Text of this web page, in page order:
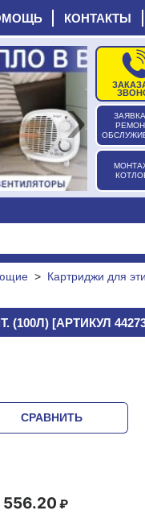
КОНТАКТЫ
›
> Картриджи для
[АРТИКУЛ
СРАВНИТЬ
556.20